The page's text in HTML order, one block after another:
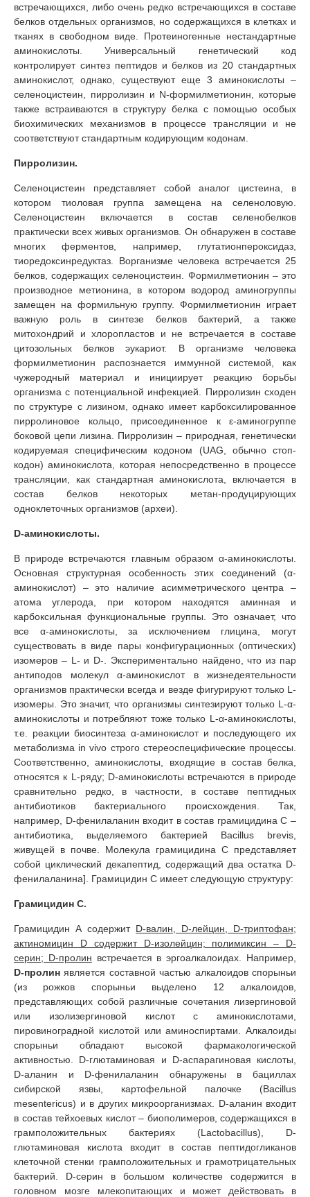
встречающихся, либо очень редко встречающихся в составе
белков отдельных организмов, но содержащихся в клетках и
тканях в свободном виде. Протеиногенные нестандартные
аминокислоты. Универсальный генетический код
контролирует синтез пептидов и белков из 20 стандартных
аминокислот, однако, существуют еще 3 аминокислоты –
селеноцистеин, пирролизин и N-формилметионин, которые
также встраиваются в структуру белка с помощью особых
биохимических механизмов в процессе трансляции и не
соответствуют стандартным кодирующим кодонам.
Пирролизин.
Селеноцистеин представляет собой аналог цистеина, в
котором тиоловая группа замещена на селеноловую.
Селеноцистеин включается в состав селенобелков
практически всех живых организмов. Он обнаружен в составе
многих ферментов, например, глутатионпероксидаз,
тиоредоксинредуктаз. Ворганизме человека встречается 25
белков, содержащих селеноцистеин. Формилметионин – это
производное метионина, в котором водород аминогруппы
замещен на формильную группу. Формилметионин играет
важную роль в синтезе белков бактерий, а также
митохондрий и хлоропластов и не встречается в составе
цитозольных белков эукариот. В организме человека
формилметионин распознается иммунной системой, как
чужеродный материал и инициирует реакцию борьбы
организма с потенциальной инфекцией. Пирролизин сходен
по структуре с лизином, однако имеет карбоксилированное
пирролиновое кольцо, присоединенное к ε-аминогруппе
боковой цепи лизина. Пирролизин – природная, генетически
кодируемая специфическим кодоном (UAG, обычно стоп-
кодон) аминокислота, которая непосредственно в процессе
трансляции, как стандартная аминокислота, включается в
состав белков некоторых метан-продуцирующих
одноклеточных организмов (археи).
D-аминокислоты.
В природе встречаются главным образом α-аминокислоты.
Основная структурная особенность этих соединений (α-
аминокислот) – это наличие асимметрического центра –
атома углерода, при котором находятся аминная и
карбоксильная функциональные группы. Это означает, что
все α-аминокислоты, за исключением глицина, могут
существовать в виде пары конфигурационных (оптических)
изомеров – L- и D-. Экспериментально найдено, что из пар
антиподов молекул α-аминокислот в жизнедеятельности
организмов практически всегда и везде фигурируют только L-
изомеры. Это значит, что организмы синтезируют только L-α-
аминокислоты и потребляют тоже только L-α-аминокислоты,
т.е. реакции биосинтеза α-аминокислот и последующего их
метаболизма in vivo строго стереоспецифические процессы.
Соответственно, аминокислоты, входящие в состав белка,
относятся к L-ряду; D-аминокислоты встречаются в природе
сравнительно редко, в частности, в составе пептидных
антибиотиков бактериального происхождения. Так,
например, D-фенилаланин входит в состав грамицидина С –
антибиотика, выделяемого бактерией Bacillus brevis,
живущей в почве. Молекула грамицидина С представляет
собой циклический декапептид, содержащий два остатка D-
фенилаланина]. Грамицидин С имеет следующую структуру:
Грамицидин С.
Грамицидин А содержит D-валин, D-лейцин, D-триптофан;
актиномицин D содержит D-изолейцин; полимиксин – D-
серин; D-пролин встречается в эргоалкалоидах. Например,
D-пролин является составной частью алкалоидов спорыньи
(из рожков спорыньи выделено 12 алкалоидов,
представляющих собой различные сочетания лизергиновой
или изолизергиновой кислот с аминокислотами,
пировиноградной кислотой или аминоспиртами. Алкалоиды
спорыньи обладают высокой фармакологической
активностью. D-глютаминовая и D-аспарагиновая кислоты,
D-аланин и D-фенилаланин обнаружены в бациллах
сибирской язвы, картофельной палочке (Bacillus
mesentericus) и в других микроорганизмах. D-аланин входит
в состав тейхоевых кислот – биополимеров, содержащихся в
грамположительных бактериях (Lactobacillus), D-
глютаминовая кислота входит в состав пептидогликанов
клеточной стенки грамположительных и грамотрицательных
бактерий. D-серин в большом количестве содержится в
головном мозге млекопитающих и может действовать в